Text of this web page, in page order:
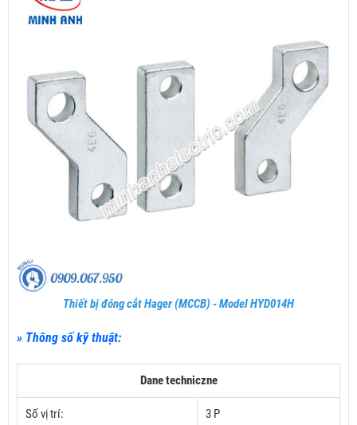
Thiết bị đóng cắt Hager (MCCB) - Model HYD014H
» Thông số kỹ thuật:
Dane techniczne
Số vị trí: 3 P